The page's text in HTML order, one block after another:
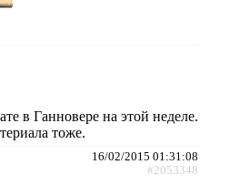
в Ганновере на этой неделе.
тоже.
16/02/2015 01:31:08
#2053348